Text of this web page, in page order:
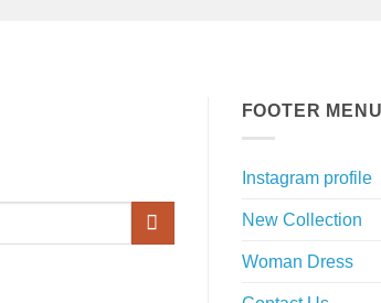
FOOTER MENU
Instagram profile
New Collection
Woman Dress